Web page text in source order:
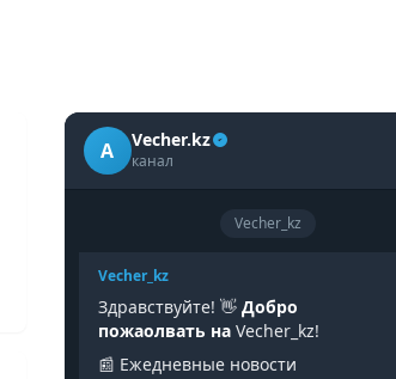
A Vecher.kz
канал
Vecher_kz
Vecher_kz
Здравствуйте! 👋 Добро
пожаолвать наVecher_kz!
📰 Ежедневные новости